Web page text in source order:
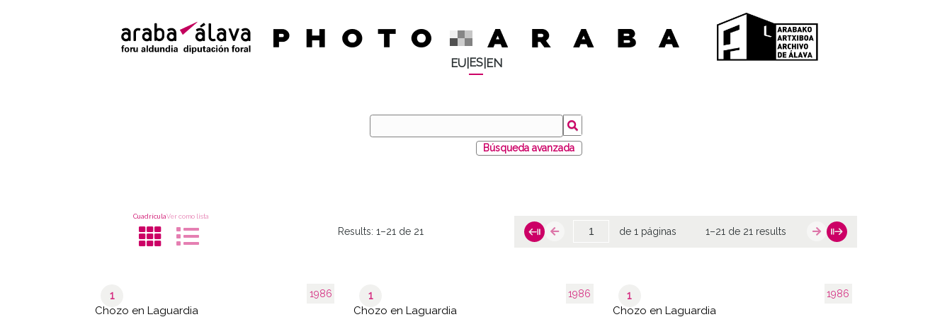
EU| ES| EN
Búsqueda avanzada
CuadrículaVer como lista
Results:1–21 de 21 de 1 páginas 1–21 de 21 results
1986
1
Chozo en Laguardia
1986
1
Chozo en Laguardia
1986
1
Chozo en Laguardia